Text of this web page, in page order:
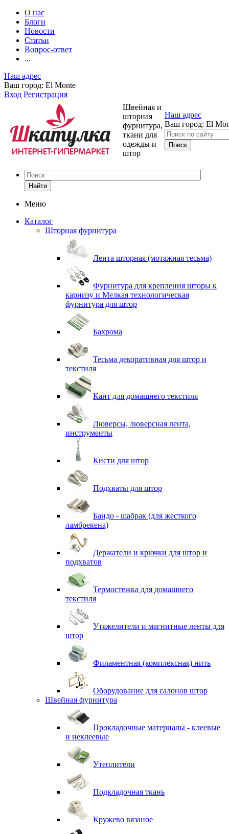
О нас
Блоги
Новости
Статьи
Вопрос-ответ
...
Наш адрес
Ваш город: El Monte
Вход Регистрация
Швейная и
шторная
фурнитура,
ткани для
одежды и
штор
Наш адрес
Ваш город: El
Найти
Меню
Каталог
Шторная фурнитура
Лента шторная (мотажная тесьма)
Фурнитура для крепления шторы к
карнизу и Мелкая технологическая
фурнитура для штор
Бахрома
Тесьма декоративная для штор и
текстиля
Кант для домашнего текстиля
Люверсы, люверсная лента,
инструменты
Кисти для штор
Подхваты для штор
Бандо - шабрак (для жесткого
ламбрекена)
Держатели и крючки для штор и
подхватов
Термостежка для домашнего
текстиля
Утяжелители и магнитные ленты для
штор
Филаментная (комплексная) нить
Оборудование для салонов штор
Швейная фурнитура
Прокладочные материалы - клеевые
и неклеевые
Утеплители
Подкладочная ткань
Кружево вязаное